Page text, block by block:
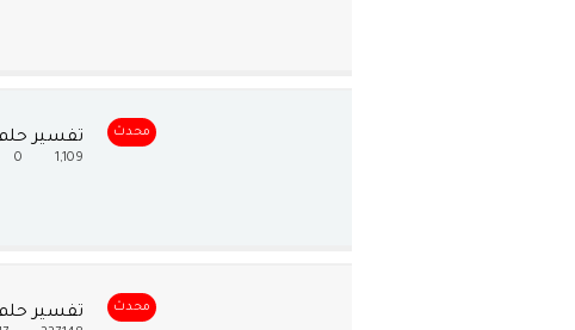
محدث تفسير حلم
1,109
محدث تفسير حلم